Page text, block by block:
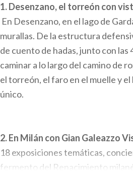
1. Desenzano, el torreón con
En Desenzano, en el lago de
murallas. De la estructura
de cuento de hadas, junto con
caminar a lo largo del camino de
el torreón, el faro en el muelle y
único.
2. En Milán con Gian Galeazzo
18 exposiciones temáticas,
fermento del Renacimiento